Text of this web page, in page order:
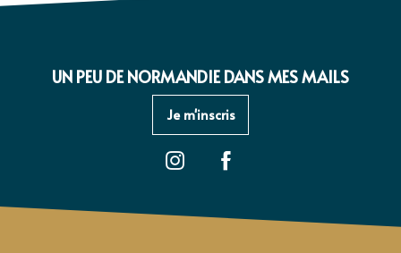
UN PEU DE NORMANDIE DANS MES MAILS
Je m'inscris